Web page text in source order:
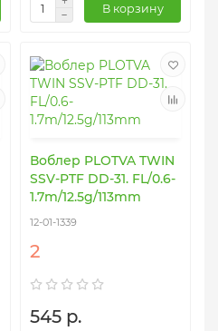
В корзину
Воблер PLOTVA TWIN
SSV-PTF DD-31. FL/0.6-
1.7m/12.5g/113mm
12-01-1339
2
545 р.